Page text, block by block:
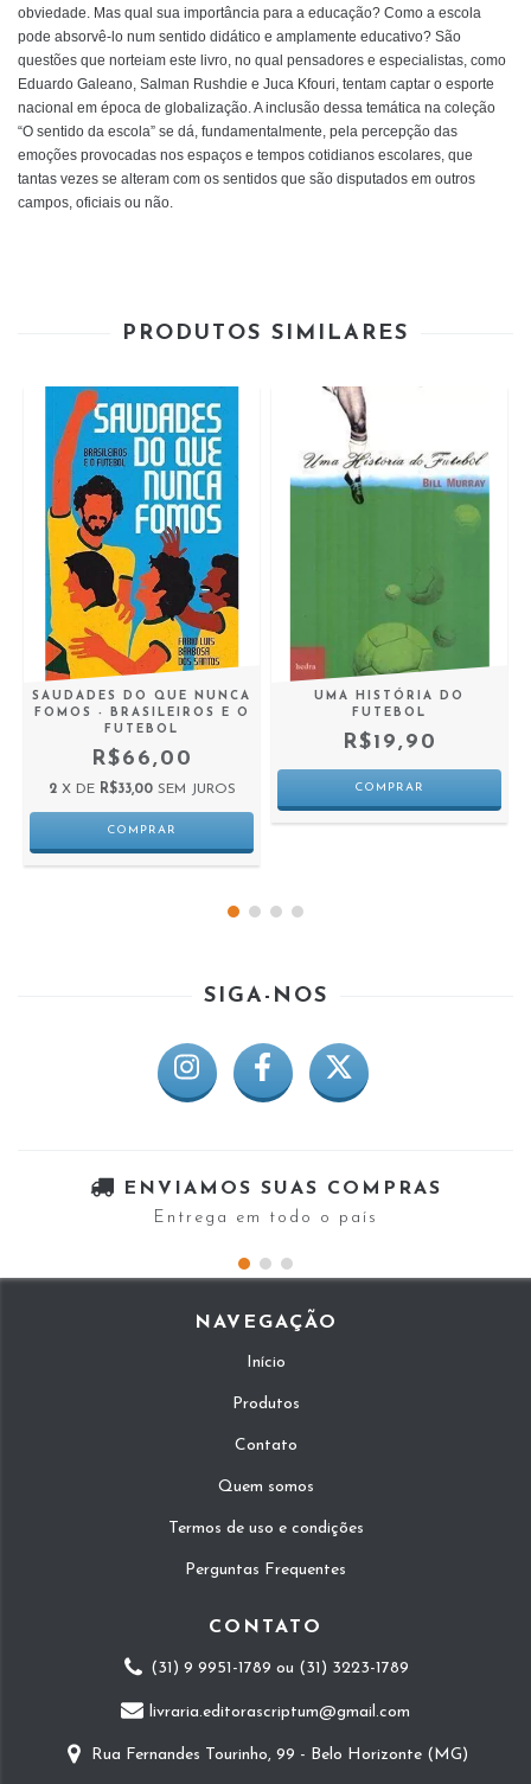
obviedade. Mas qual sua importância para a educação? Como a escola
pode absorvê-lo num sentido didático e amplamente educativo? São
questões que norteiam este livro, no qual pensadores e especialistas, como
Eduardo Galeano, Salman Rushdie e Juca Kfouri, tentam captar o esporte
nacional em época de globalização. A inclusão dessa temática na coleção
“O sentido da escola” se dá, fundamentalmente, pela percepção das
emoções provocadas nos espaços e tempos cotidianos escolares, que
tantas vezes se alteram com os sentidos que são disputados em outros
campos, oficiais ou não.
PRODUTOS SIMILARES
SAUDADES DO QUE NUNCA
FOMOS - BRASILEIROS E O
FUTEBOL
R$66,00
2 X DE R$33,00 SEM JUROS
UMA HISTÓRIA DO
FUTEBOL
R$19,90
SIGA-NOS
ENVIAMOS SUAS COMPRAS
Entrega em todo o país
NAVEGAÇÃO
Início
Produtos
Contato
Quem somos
Termos de uso e condições
Perguntas Frequentes
CONTATO
(31) 9 9951-1789 ou (31) 3223-1789
livraria.editorascriptum@gmail.com
Rua Fernandes Tourinho, 99 - Belo Horizonte (MG)